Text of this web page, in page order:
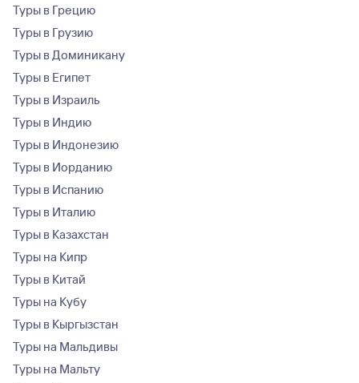
Туры в Грецию
Туры в Грузию
Туры в Доминикану
Туры в Египет
Туры в Израиль
Туры в Индию
Туры в Индонезию
Туры в Иорданию
Туры в Испанию
Туры в Италию
Туры в Казахстан
Туры на Кипр
Туры в Китай
Туры на Кубу
Туры в Кыргызстан
Туры на Мальдивы
Туры на Мальту